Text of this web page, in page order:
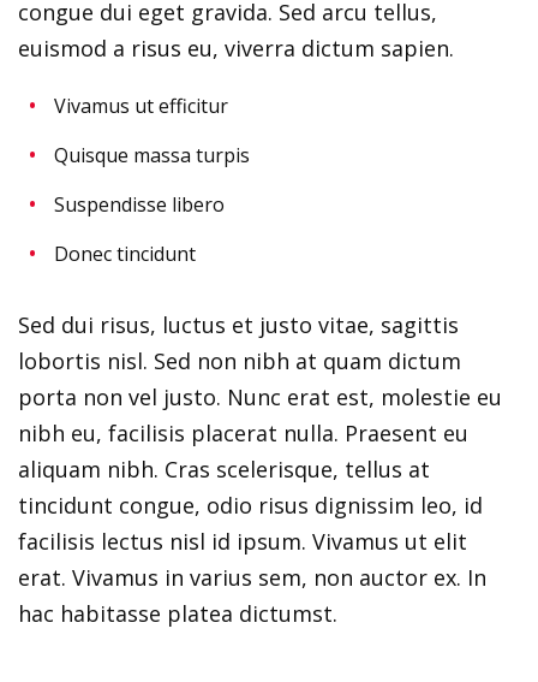
congue dui eget gravida. Sed arcu tellus,
euismod a risus eu, viverra dictum sapien.
Vivamus ut efficitur
Quisque massa turpis
Suspendisse libero
Donec tincidunt
Sed dui risus, luctus et justo vitae, sagittis
lobortis nisl. Sed non nibh at quam dictum
porta non vel justo. Nunc erat est, molestie eu
nibh eu, facilisis placerat nulla. Praesent eu
aliquam nibh. Cras scelerisque, tellus at
tincidunt congue, odio risus dignissim leo, id
facilisis lectus nisl id ipsum. Vivamus ut elit
erat. Vivamus in varius sem, non auctor ex. In
hac habitasse platea dictumst.